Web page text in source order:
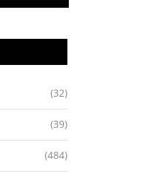
(32)
(39)
(484)